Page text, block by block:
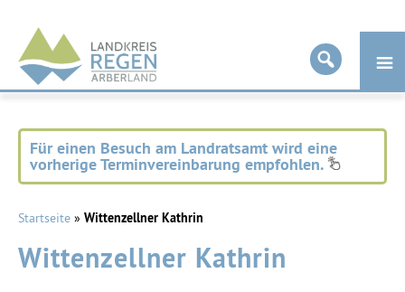
Landkreis
Regen
Für einen Besuch am Landratsamt wird eine
vorherige Terminvereinbarung empfohlen.
Startseite » Wittenzellner Kathrin
Wittenzellner Kathrin